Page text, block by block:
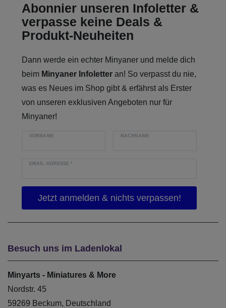
Abonnier unseren Infoletter &
verpasse keine Deals &
Produkt-Neuheiten
Dann werde ein echter Minyaner und melde dich
beim Minyaner Infoletter an! So verpasst du nie,
was es Neues im Shop gibt & erfährst als Erster
von unseren exklusiven Angeboten nur für
Minyaner!
VORNAME NACHNAME
EMAIL-ADRESSE*
Besuch uns im Ladenlokal
Minyarts - Miniatures & More
Nordstr. 45
59269 Beckum, Deutschland